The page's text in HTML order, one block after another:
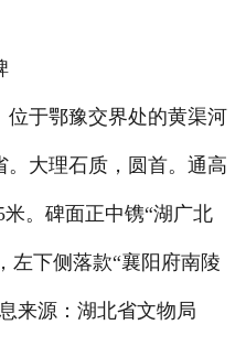
于鄂豫交界处的黄渠河
。大理石质，圆首。通高
米。碑面正中镌“湖广北
左下侧落款“襄阳府南陵
来源：湖北省文物局